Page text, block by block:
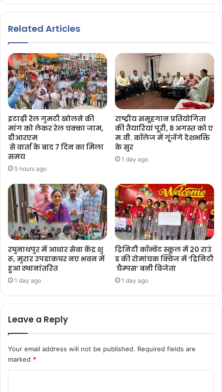
Related Articles
इटाढ़ी रेल गुमटी खोलने की
मांग को लेकर रेल चक्का जाम,
डीआरएम
से वार्ता के बाद 7 दिन का मिला
समय
5 hours ago
राष्ट्रीय समूहगान प्रतियोगिता
की तैयारियां पूरी, 8 अगस्त को ए
म.वी. कॉलेज में गूंजेंगे देशभक्ति
के सुर
1 day ago
रघुनाथपुर में आधार सेवा केंद्र शु
रू, मुरार उपडाकघर नए भवन में
हुआ स्थानांतरित
1 day ago
ट्रिनिटी कॉन्वेंट स्कूल में 20 राउं
ड की रोमांचक क्विज में ‘ट्रिनिटी
चैम्पस’ बनी विजेता
1 day ago
Leave a Reply
Your email address will not be published. Required fields are
marked *